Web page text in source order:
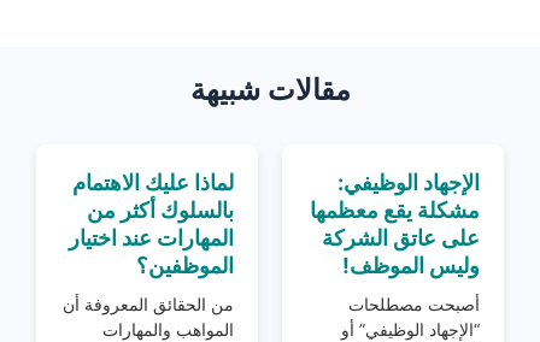
مقالات شبيهة
الإجهاد الوظيفي:
مشكلة يقع معظمها
على عاتق الشركة
وليس الموظف!
أصبحت مصطلحات
“الإجهاد الوظيفي” أو
لماذا عليك الاهتمام
بالسلوك أكثر من
المهارات عند اختيار
الموظفين؟
من الحقائق المعروفة أن
المواهب والمهارات